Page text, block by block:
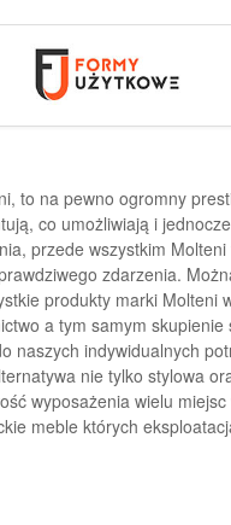
to na pewno ogromny
co umożliwiają i
przede wszystkim
zdarzenia.
produkty marki Molteni
a tym samym skupienie
naszych indywidualnych
nie tylko stylowa
wyposażenia wielu
meble których